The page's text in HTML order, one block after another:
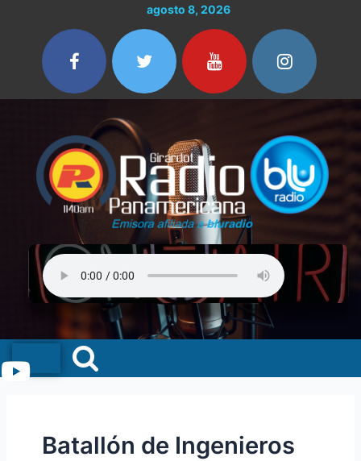
contenido
agosto 8, 2026
Menu
Batallón de Ingenieros